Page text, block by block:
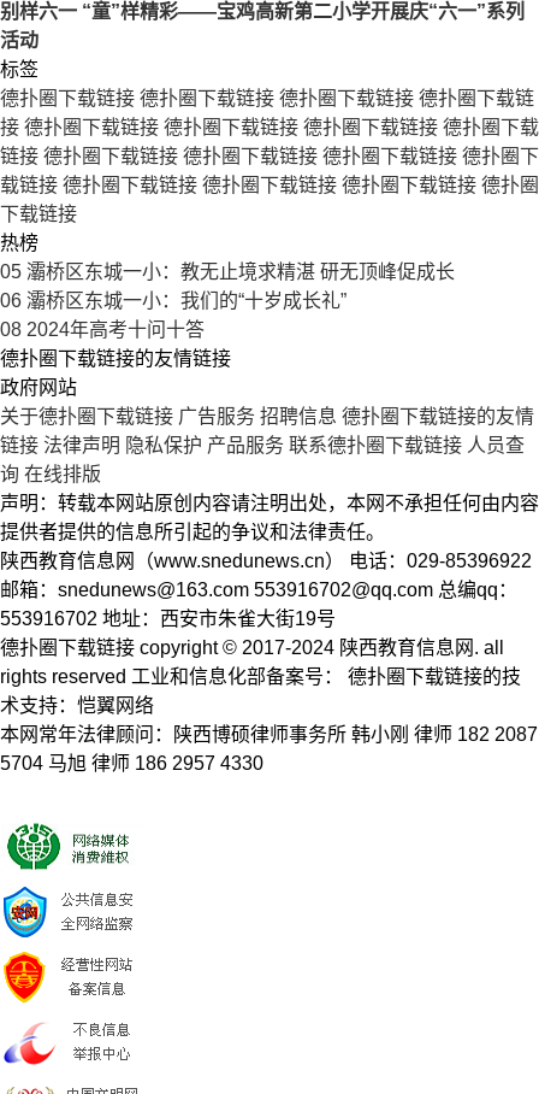
别样六一 “童”样精彩——宝鸡高新第二小学开展庆“六一”系列
活动
标签
德扑圈下载链接 德扑圈下载链接 德扑圈下载链接 德扑圈下载链
接 德扑圈下载链接 德扑圈下载链接 德扑圈下载链接 德扑圈下载
链接 德扑圈下载链接 德扑圈下载链接 德扑圈下载链接 德扑圈下
载链接 德扑圈下载链接 德扑圈下载链接 德扑圈下载链接 德扑圈
下载链接
热榜
05 灞桥区东城一小：教无止境求精湛 研无顶峰促成长
06 灞桥区东城一小：我们的“十岁成长礼”
08 2024年高考十问十答
德扑圈下载链接的友情链接
政府网站
关于德扑圈下载链接 广告服务 招聘信息 德扑圈下载链接的友情
链接 法律声明 隐私保护 产品服务 联系德扑圈下载链接 人员查
询 在线排版
声明：转载本网站原创内容请注明出处，本网不承担任何由内容
提供者提供的信息所引起的争议和法律责任。
陕西教育信息网（www.snedunews.cn） 电话：029-85396922
邮箱： snedunews@163.com 553916702@qq.com 总编qq：
553916702 地址：西安市朱雀大街19号
德扑圈下载链接 copyright © 2017-2024 陕西教育信息网. all
rights reserved 工业和信息化部备案号： 德扑圈下载链接的技
术支持：恺翼网络
本网常年法律顾问：陕西博硕律师事务所 韩小刚 律师 182 2087
5704 马旭 律师 186 2957 4330